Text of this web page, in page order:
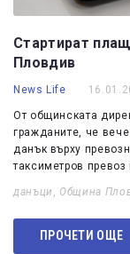
Стартират
Пловдив
News Life
От общинската
гражданите, че
данък върху
таксиметров превоз
данъци Община
ПРОЧЕТИ ОЩЕ